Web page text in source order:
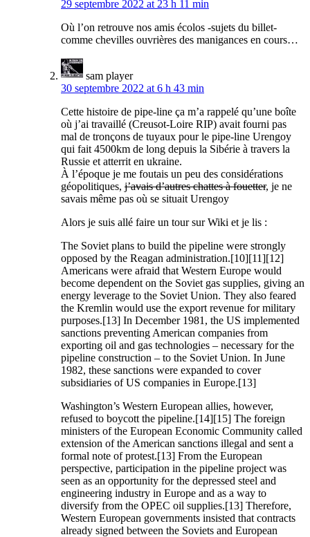
29 septembre 2022 at 23 h 11 min
Où l’on retrouve nos amis écolos -sujets du billet-
comme chevilles ouvrières des manigances en cours…
sam player
30 septembre 2022 at 6 h 43 min
Cette histoire de pipe-line ça m’a rappelé qu’une boîte
où j’ai travaillé (Creusot-Loire RIP) avait fourni pas
mal de tronçons de tuyaux pour le pipe-line Urengoy
qui fait 4500km de long depuis la Sibérie à travers la
Russie et atterrit en ukraine.
À l’époque je me foutais un peu des considérations
géopolitiques, j’avais d’autres chattes à fouetter, je ne
savais même pas où se situait Urengoy
Alors je suis allé faire un tour sur Wiki et je lis :
The Soviet plans to build the pipeline were strongly
opposed by the Reagan administration.[10][11][12]
Americans were afraid that Western Europe would
become dependent on the Soviet gas supplies, giving an
energy leverage to the Soviet Union. They also feared
the Kremlin would use the export revenue for military
purposes.[13] In December 1981, the US implemented
sanctions preventing American companies from
exporting oil and gas technologies – necessary for the
pipeline construction – to the Soviet Union. In June
1982, these sanctions were expanded to cover
subsidiaries of US companies in Europe.[13]
Washington’s Western European allies, however,
refused to boycott the pipeline.[14][15] The foreign
ministers of the European Economic Community called
extension of the American sanctions illegal and sent a
formal note of protest.[13] From the European
perspective, participation in the pipeline project was
seen as an opportunity for the depressed steel and
engineering industry in Europe and as a way to
diversify from the OPEC oil supplies.[13] Therefore,
Western European governments insisted that contracts
already signed between the Soviets and European